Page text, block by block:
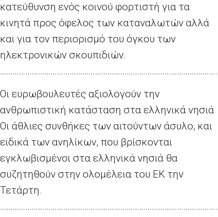
κατεύθυνση ενός κοινού φορτιστή για τα
κινητά προς όφελος των καταναλωτών αλλά
και για τον περιορισμό του όγκου των
ηλεκτρονικών σκουπιδιών.
Οι ευρωβουλευτές αξιολογούν την
ανθρωπιστική κατάσταση στα ελληνικά νησιά
Οι άθλιες συνθήκες των αιτούντων άσυλο, και
ειδικά των ανηλίκων, που βρίσκονται
εγκλωβισμένοι στα ελληνικά νησιά θα
συζητηθούν στην ολομέλεια του ΕΚ την
Τετάρτη.